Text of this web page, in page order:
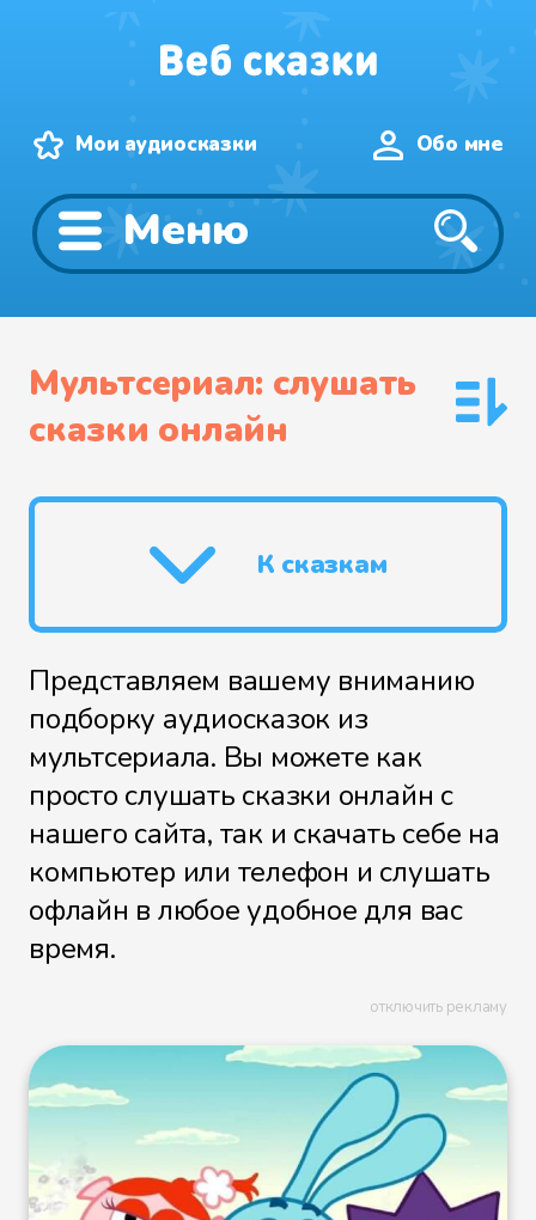
Мои аудиосказки Обо мне
Меню
Мультсериал: слушать
сказки онлайн
К сказкам
Представляем вашему вниманию
подборку аудиосказок из
мультсериала. Вы можете как
просто слушать сказки онлайн с
нашего сайта, так и скачать себе на
компьютер или телефон и слушать
офлайн в любое удобное для вас
время.
отключить рекламу